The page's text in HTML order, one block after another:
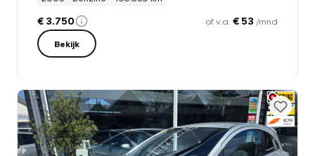
€ 3.750 of v.a. € 53 /mnd
Bekijk